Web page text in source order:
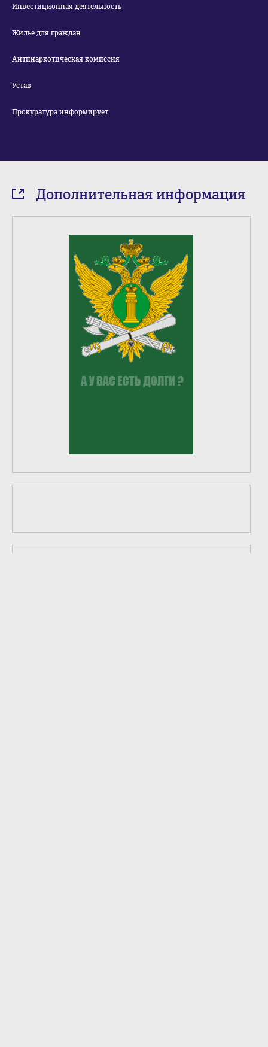
Инвестиционная деятельность
Жилье для граждан
Антинаркотическая комиссия
Устав
Прокуратура информирует
Дополнительная информация